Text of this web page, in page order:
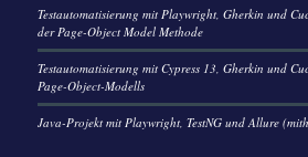
Testautomatisierung mit Playwright, Gherkin und
der Page-Object Model Methode
Testautomatisierung mit Cypress 13, Gherkin und
Page-Object-Modells
Java-Projekt mit Playwright, TestNG und Allure